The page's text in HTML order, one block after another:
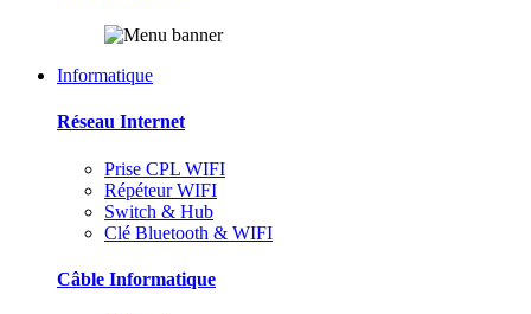
Informatique
Réseau Internet
Prise CPL WIFI
Répéteur WIFI
Switch & Hub
Clé Bluetooth & WIFI
Câble Informatique